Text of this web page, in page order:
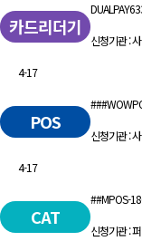
카드리더기
신청기관 :
4-17
POS
신청기관 :
4-17
CAT
##MPOS-
신청기관 :